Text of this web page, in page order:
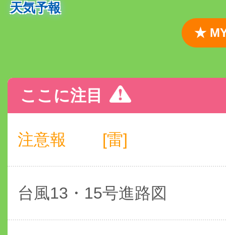
天気予報
★
ここに注目
注意報 [雷]
台風13・15号進路図